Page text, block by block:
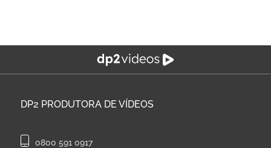
DP2 PRODUTORA DE VÍDEOS
0800 591 0917